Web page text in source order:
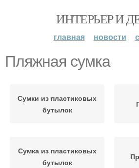
ИНТЕРЬЕР И
главная новости
Пляжная сумка
Сумки из пластиковых
бутылок
Сумка из пластиковых
бутылок